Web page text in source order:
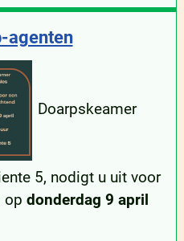
agenten
Doarpskeamer
5, nodigt u uit voor
op donderdag 9 april